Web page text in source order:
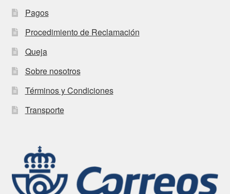
Pagos
Procedimiento de Reclamación
Queja
Sobre nosotros
Términos y Condiciones
Transporte